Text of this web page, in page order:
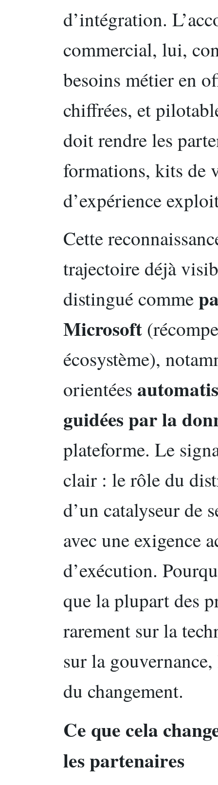
d’intégration.
commercial, lui,
besoins métier en
chiffrées, et
doit rendre les
formations, kits de
d’expérience
Cette
trajectoire déjà
distingué comme
Microsoft
écosystème),
orientées
guidées par la
plateforme. Le
clair : le rôle du
d’un catalyseur de
avec une exigence
d’exécution.
que la plupart des
rarement sur la
sur la
du changement.
Ce que cela
les partenaires